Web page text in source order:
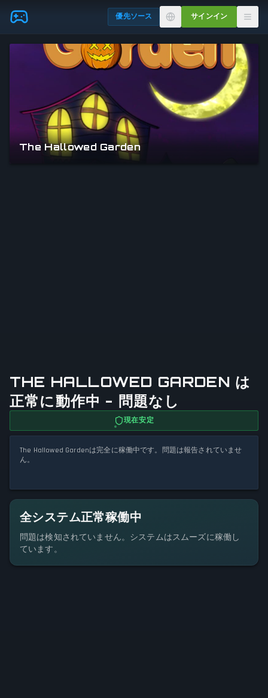
Skip to main content 優先ソース サインイン
THE HALLOWED GARDEN は
正常に動作中 - 問題なし
現在安定
The Hallowed Gardenは完全に稼働中です。問題は報告されていませ
ん。
全システム正常稼働中
問題は検知されていません。システムはスムーズに稼働し
ています。
The Hallowed Garden